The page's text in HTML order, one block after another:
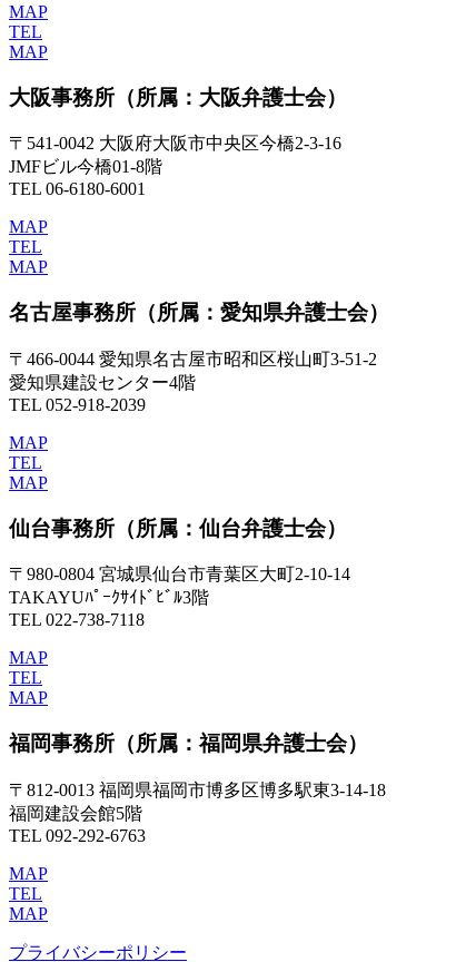
MAP
TEL
MAP
大阪事務所 （所属：大阪弁護士会）
〒541-0042 大阪府大阪市中央区今橋2-3-16
JMFビル今橋01-8階
TEL 06-6180-6001
MAP
TEL
MAP
名古屋事務所 （所属：愛知県弁護士会）
〒466-0044 愛知県名古屋市昭和区桜山町3-51-2
愛知県建設センター4階
TEL 052-918-2039
MAP
TEL
MAP
仙台事務所 （所属：仙台弁護士会）
〒980-0804 宮城県仙台市青葉区大町2-10-14
TAKAYUﾊﾟｰｸｻｲﾄﾞﾋﾞﾙ3階
TEL 022-738-7118
MAP
TEL
MAP
福岡事務所 （所属：福岡県弁護士会）
〒812-0013 福岡県福岡市博多区博多駅東3-14-18
福岡建設会館5階
TEL 092-292-6763
MAP
TEL
MAP
プライバシーポリシー